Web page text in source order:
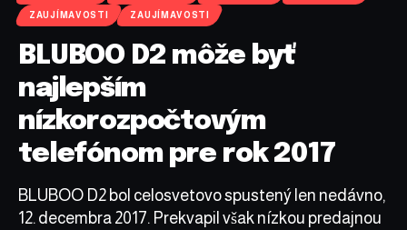
ZAUJÍMAVOSTI ZAUJÍMAVOSTI
BLUBOO D2 môže byť
najlepším
nízkorozpočtovým
telefónom pre rok 2017
BLUBOO D2 bol celosvetovo spustený len nedávno,
12. decembra 2017. Prekvapil však nízkou predajnou